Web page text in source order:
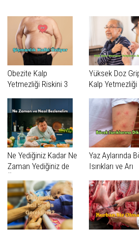
Obezite Kalp
Yetmezliği Riskini 3
Artırabiliyor
Yüksek Doz
Kalp Yetmezliği
Yatışlarını
Ne Yediğiniz Kadar Ne
Zaman Yediğiniz de
Yaz Aylarında
Isırıkları ve Arı